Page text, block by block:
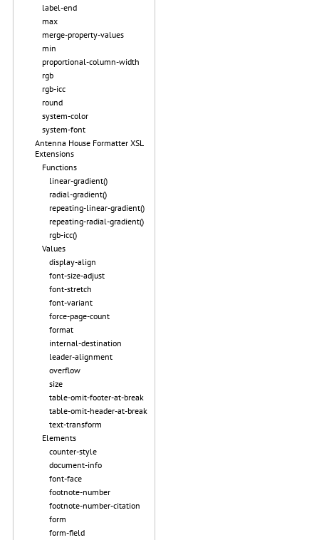
label-end
max
merge-property-values
min
proportional-column-width
rgb
rgb-icc
round
system-color
system-font
Antenna House Formatter XSL
Extensions
Functions
linear-gradient()
radial-gradient()
repeating-linear-gradient()
repeating-radial-gradient()
rgb-icc()
Values
display-align
font-size-adjust
font-stretch
font-variant
force-page-count
format
internal-destination
leader-alignment
overflow
size
table-omit-footer-at-break
table-omit-header-at-break
text-transform
Elements
counter-style
document-info
font-face
footnote-number
footnote-number-citation
form
form-field